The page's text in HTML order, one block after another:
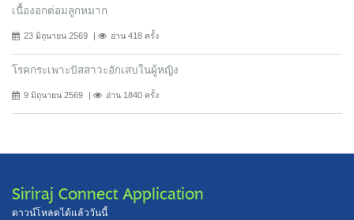
เนื้องอกต่อมลูกหมาก
23 มิถุนายน 2569 อ่าน 418 ครั้ง
โรคกระเพาะปัสสาวะอักเสบในผู้หญิง
9 มิถุนายน 2569 อ่าน 1840 ครั้ง
Siriraj Connect Application
ดาวน์โหลดได้แล้ววันนี้